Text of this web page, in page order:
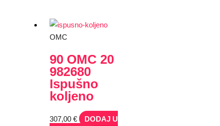
OMC
90 OMC 20
982680
Ispušno
koljeno
307,00€
DODAJ U